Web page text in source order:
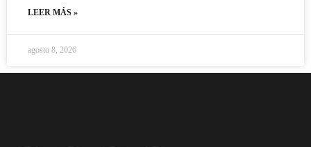
LEER MÁS »
agosto 8, 2026